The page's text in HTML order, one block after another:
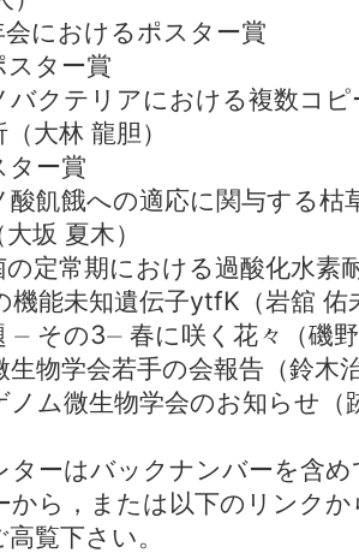
会におけるポスター賞
ター賞
テリアにおける複数コピ
大林 龍胆）
ー賞
餓への適応に関与する枯
坂 夏木）
常期における過酸化水素
機能未知遺伝子ytfK（岩舘 佑
⏤ その3⏤ 春に咲く花々（磯
生物学会若手の会報告（鈴木
ノム微生物学会のお知らせ（
ターはバックナンバーを含
から，または以下のリンク
覧下さい。